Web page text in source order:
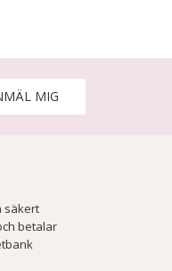
MIG
säkert
betalar